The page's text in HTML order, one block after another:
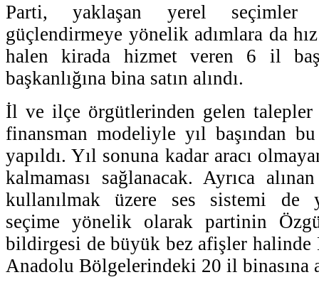
Parti, yaklaşan yerel seçimler
güçlendirmeye yönelik adımlara da
halen kirada hizmet veren 6 il
başkanlığına bina satın alındı.
İl ve ilçe örgütlerinden gelen talepler
finansman modeliyle yıl başından
yapıldı. Yıl sonuna kadar aracı
kalmaması sağlanacak. Ayrıca
kullanılmak üzere ses sistemi de
seçime yönelik olarak partinin
bildirgesi de büyük bez afişler halinde
Anadolu Bölgelerindeki 20 il binasına